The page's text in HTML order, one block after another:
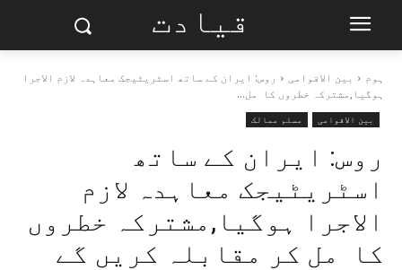
قیادت
ہوم بین الاقوامی
روس: ایران کے ساتھ اسٹریٹیجک معاہدہ لازم الاجرا
ہوگیا,مشترکہ خطروں کا مل...
بین الاقوامی مسلم ممالک
روس: ایران کے ساتھ
اسٹریٹیجک معاہدہ لازم
الاجرا ہوگیا,مشترکہ خطروں
کا مل کر مقابلہ کریں گے